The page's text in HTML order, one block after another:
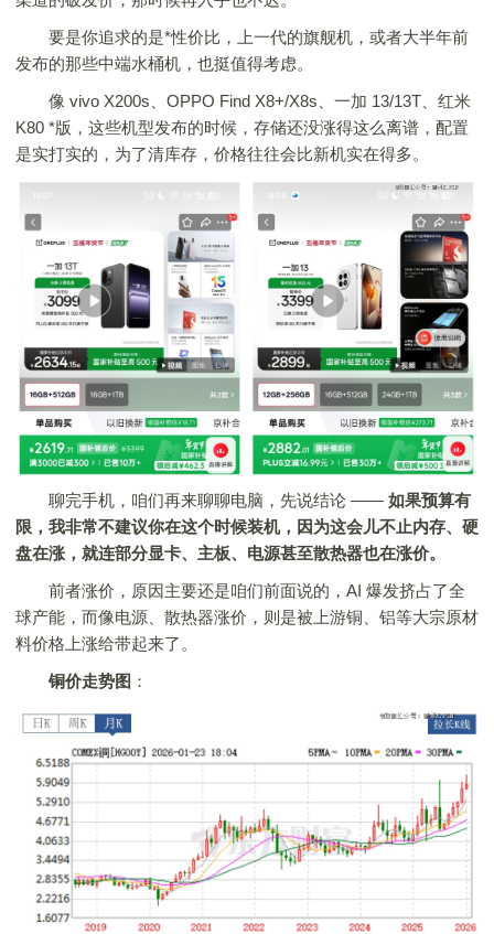
要是你追求的是*性价比，上一代的旗舰机，或者大半年前
发布的那些中端水桶机，也挺值得考虑。
像 vivo X200s、OPPO Find X8+/X8s、一加 13/13T、红米
K80 *版，这些机型发布的时候，存储还没涨得这么离谱，配置
是实打实的，为了清库存，价格往往会比新机实在得多。
聊完手机，咱们再来聊聊电脑，先说结论 —— 如果预算有
限，我非常不建议你在这个时候装机，因为这会儿不止内存、硬
盘在涨，就连部分显卡、主板、电源甚至散热器也在涨价。
前者涨价，原因主要还是咱们前面说的，AI 爆发挤占了全
球产能，而像电源、散热器涨价，则是被上游铜、铝等大宗原材
料价格上涨给带起来了。
铜价走势图 ：